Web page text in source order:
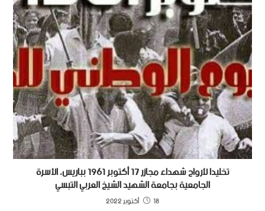
تخليدا لأرواح شهداء مجازر 17 أكتوبر 1961 بباريس، الأسرة
الجامعية بجامعة الشهيد الشيخ العربي التبسي
18 أكتوبر 2022